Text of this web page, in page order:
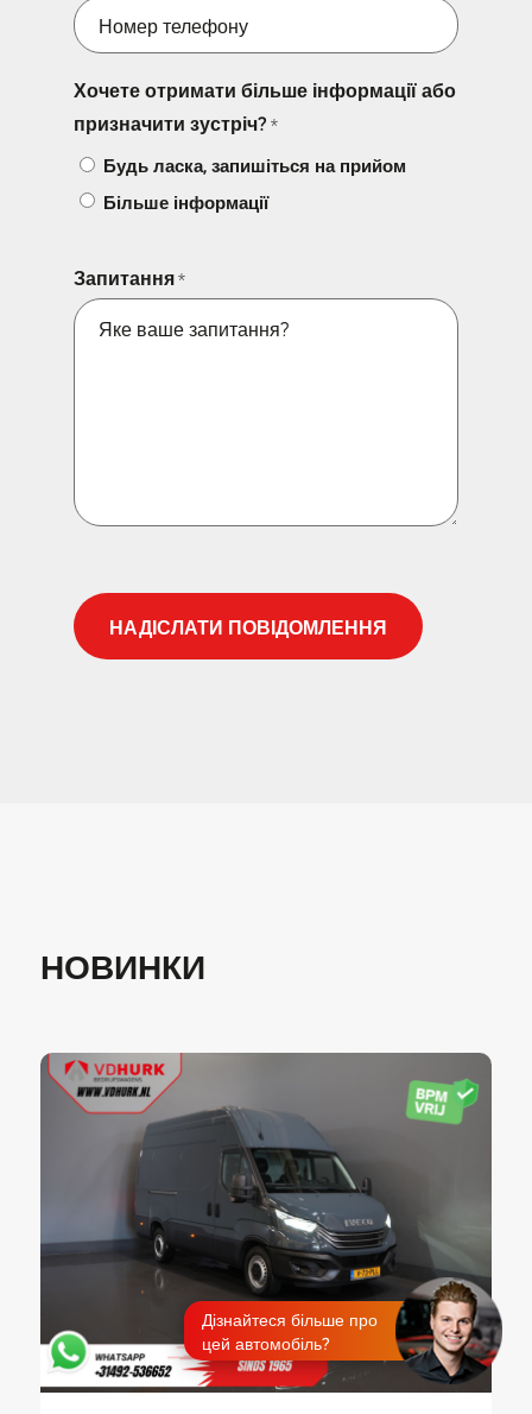
Дізнайтеся більше про
цей автомобіль?
Хочете отримати більше інформації або
призначити зустріч? *
Будь ласка, запишіться на прийом
Більше інформації
Запитання*
НОВИНКИ